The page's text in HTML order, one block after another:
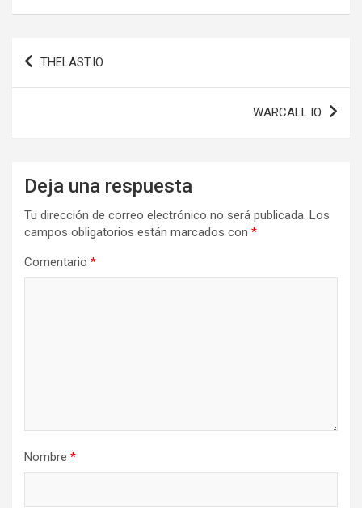
Navegación
THELAST.IO
WARCALL.IO
Deja una respuesta
Tu dirección de correo electrónico no será publicada. Los
campos obligatorios están marcados con *
Comentario *
Nombre *